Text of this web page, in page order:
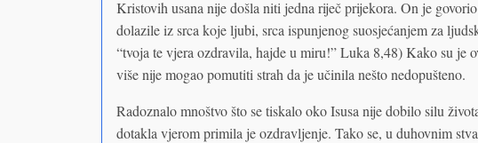
Kristovih usana nije došla niti jedna riječ prijekora. On je
dolazile iz srca koje ljubi, srca ispunjenog suosjećanjem za
“tvoja te vjera ozdravila, hajde u miru!” Luka 8,48) Kako su je
više nije mogao pomutiti strah da je učinila nešto nedopušteno.
Radoznalo mnoštvo što se tiskalo oko Isusa nije dobilo silu
dotakla vjerom primila je ozdravljenje. Tako se, u duhovnim